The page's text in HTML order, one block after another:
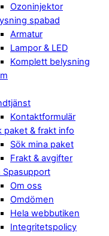
Ozoninjektor
spabad
Armatur
Lampor & LED
Komplett belysning
Kontaktformulär
paket & frakt info
Sök mina paket
Frakt & avgifter
Spasupport
Om oss
Omdömen
Hela webbutiken
Integritetspolicy